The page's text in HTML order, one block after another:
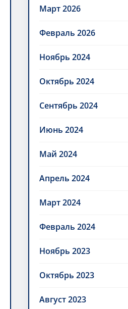
Март 2026
Февраль 2026
Ноябрь 2024
Октябрь 2024
Сентябрь 2024
Июнь 2024
Май 2024
Апрель 2024
Март 2024
Февраль 2024
Ноябрь 2023
Октябрь 2023
Август 2023